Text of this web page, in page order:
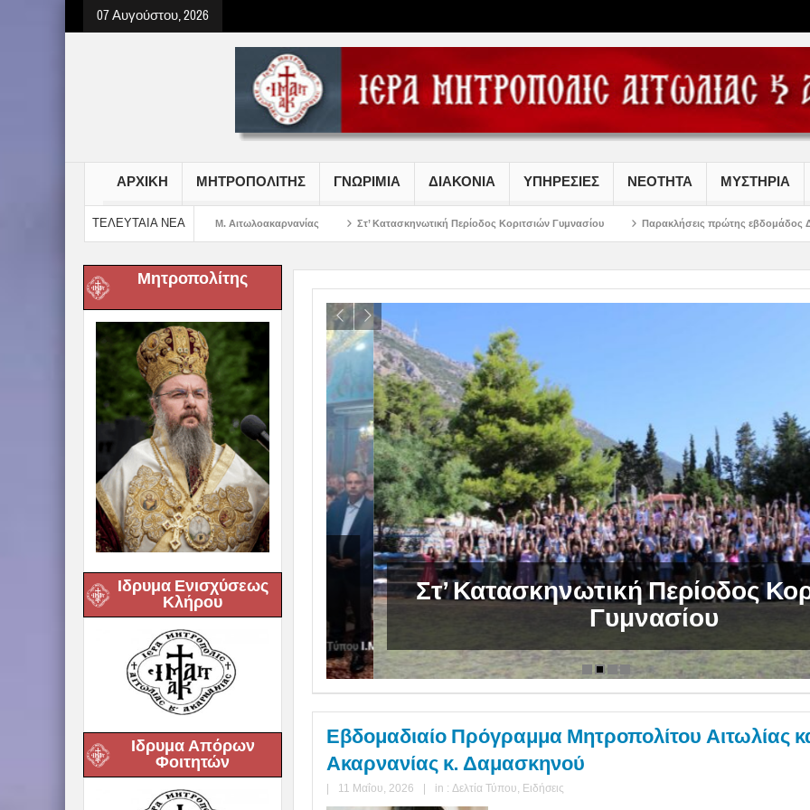
07 Αυγούστου, 2026
ΑΡΧΙΚΗ ΜΗΤΡΟΠΟΛΙΤΗΣ ΓΝΩΡΙΜΙΑ ΔΙΑΚΟΝΙΑ ΥΠΗΡΕΣΙΕΣ ΝΕΟΤΗΤΑ ΜΥΣΤΗΡΙΑ
ΤΕΛΕΥΤΑΙΑ ΝΕΑ
Χριστού στην Ι. Μ. Αιτωλοακαρνανίας Στ’ Κατασκηνωτική Περίοδος Κοριτσιών Γυμνασίου Παρακλήσεις πρώτης εβδομάδος Δεκαπενταυγούστου
Μητροπολίτης
Ιδρυμα Ενισχύσεως
Κλήρου
Ιδρυμα Απόρων
Φοιτητών
στην Ι. Μ.
Στ’ Κατασκηνωτική Περίοδος
Γυμνασίου
Εβδομαδιαίο Πρόγραμμα Μητροπολίτου Αιτωλίας
Ακαρνανίας κ. Δαμασκηνού
| 11 Μαΐου, 2026 | in : Δελτία Τύπου Ειδήσεις